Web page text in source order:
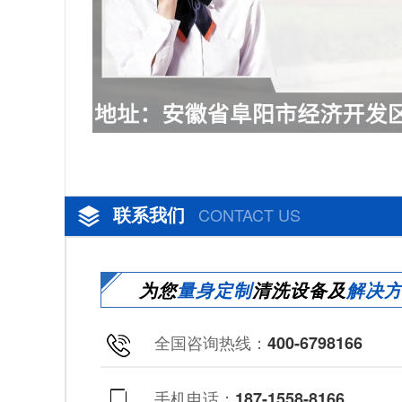
联系我们 CONTACT US
为您量身定制清洗设备及解决
全国咨询热线： 400-6798166